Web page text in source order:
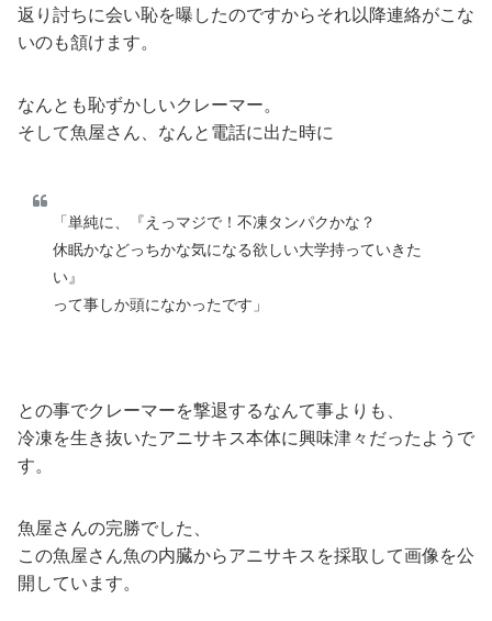
返り討ちに会い恥を曝したのですからそれ以降連絡がこな
いのも頷けます。
なんとも恥ずかしいクレーマー。
そして魚屋さん、なんと電話に出た時に
「単純に、『えっマジで！不凍タンパクかな？
休眠かなどっちかな気になる欲しい大学持っていきた
い』
って事しか頭になかったです」
との事でクレーマーを撃退するなんて事よりも、
冷凍を生き抜いたアニサキス本体に興味津々だったようで
す。
魚屋さんの完勝でした、
この魚屋さん魚の内臓からアニサキスを採取して画像を公
開しています。